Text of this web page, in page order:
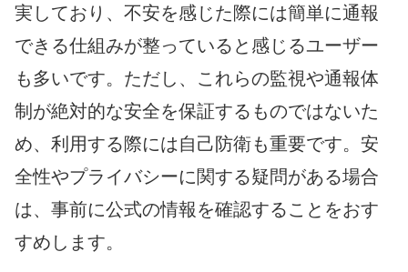
実しており、不安を感じた際には簡単に通報
できる仕組みが整っていると感じるユーザー
も多いです。ただし、これらの監視や通報体
制が絶対的な安全を保証するものではないた
め、利用する際には自己防衛も重要です。安
全性やプライバシーに関する疑問がある場合
は、事前に公式の情報を確認することをおす
すめします。